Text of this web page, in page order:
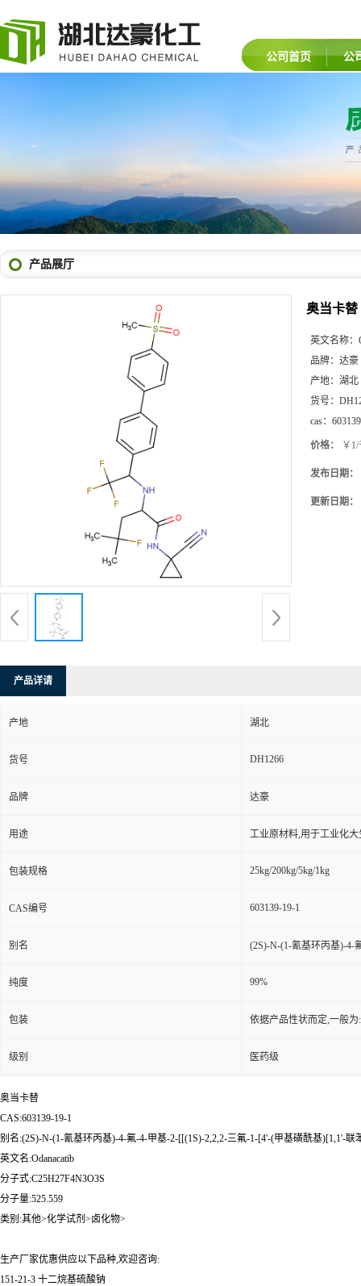
公司首页 公
产品展厅
奥当卡替
英文名称：
品牌： 达豪
产地： 湖北
货号：
cas：
价格： ￥
发布日期：
更新日期：
产品详请
产地 湖北
货号 DH1266
品牌 达豪
用途 工业原材料,用于工业化大
包装规格 25kg/200kg/5kg/1kg
CAS编号 603139-19-1
别名 (2S)-N-(1-氰基环丙基)-4-
纯度 99%
包装 依据产品性状而定,一般
级别 医药级
奥当卡替
CAS:603139-19-1
别名:(2S)-N-(1-氰基环丙基)-4-氟-4-甲基-2-[[(1S)-2,2,2-三氟-1-[4'-(甲基磺酰基)[1,1'-
英文名:Odanacatib
分子式:C25H27F4N3O3S
分子量:525.559
类别:其他>化学试剂>卤化物>
生产厂家优惠供应以下品种,欢迎咨询:
151-21-3 十二烷基硫酸钠